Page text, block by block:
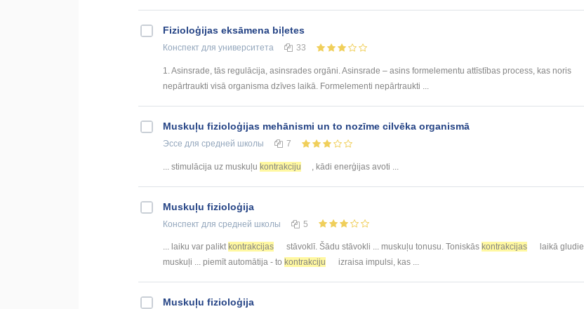
Fizioloģijas eksāmena biļetes
Конспект для университета 33
1. Asinsrade, tās regulācija, asinsrades orgāni. Asinsrade – asins formelementu attīstības process, kas noris
nepārtraukti visā organisma dzīves laikā. Formelementi nepārtraukti ...
Muskuļu fizioloģijas mehānismi un to nozīme cilvēka organismā
Эссе для средней школы 7
... stimulācija uz muskuļu kontrakciju , kādi enerģijas avoti ...
Muskuļu fizioloģija
Конспект для средней школы 5
... laiku var palikt kontrakcijas stāvoklī. Šādu stāvokli ... muskuļu tonusu. Toniskās kontrakcijas
laikā gludie
muskuļi ... piemīt automātija - to kontrakciju izraisa impulsi, kas ...
Muskuļu fizioloģija